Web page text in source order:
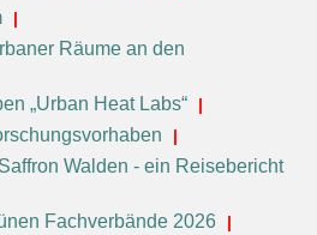
Räume an den
„Urban Heat Labs“
Walden - ein Reisebericht
Fachverbände 2026